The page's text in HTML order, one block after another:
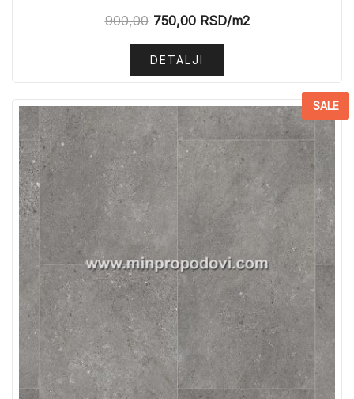
900,00 750,00RSD/m2
DETALJI
SALE